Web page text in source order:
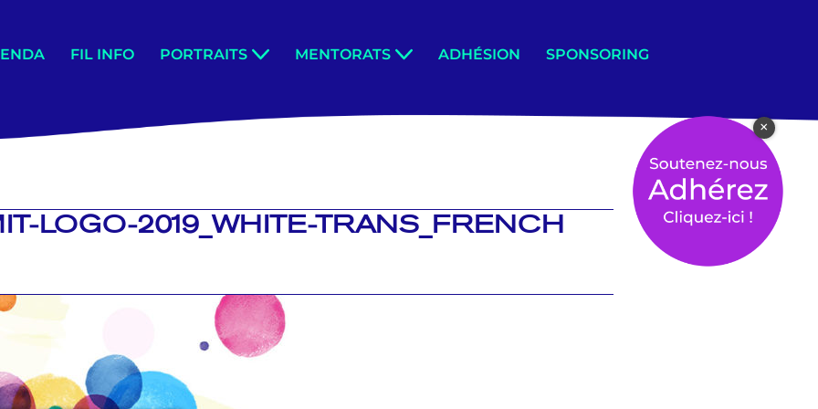
FIL INFO PORTRAITS MENTORATS ADHÉSION SPONSORING
LOGO-2019_WHITE-TRANS_FRENCH
×